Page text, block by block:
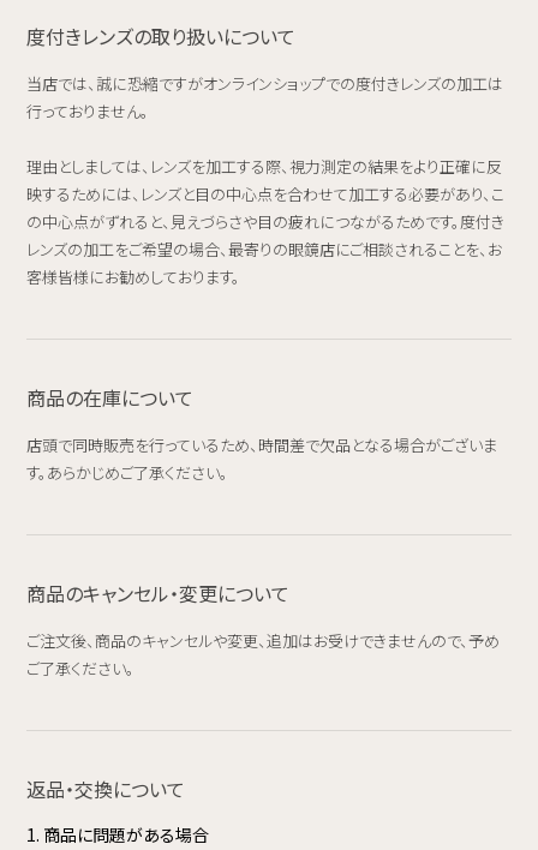
度付きレンズの取り扱いについて
当店では、誠に恐縮ですがオンラインショップでの度付きレンズの加工は
行っておりません。
理由としましては、レンズを加工する際、視力測定の結果をより正確に反
映するためには、レンズと目の中心点を合わせて加工する必要があり、こ
の中心点がずれると、見えづらさや目の疲れにつながるためです。度付き
レンズの加工をご希望の場合、最寄りの眼鏡店にご相談されることを、お
客様皆様にお勧めしております。
商品の在庫について
店頭で同時販売を行っているため、時間差で欠品となる場合がございま
す。あらかじめご了承ください。
商品のキャンセル・変更について
ご注文後、商品のキャンセルや変更、追加はお受けできませんので、予め
ご了承ください。
返品・交換について
1. 商品に問題がある場合